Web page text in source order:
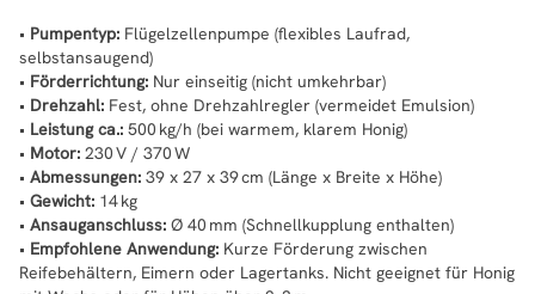
• Pumpentyp: Flügelzellenpumpe (flexibles Laufrad,
selbstansaugend)
• Förderrichtung: Nur einseitig (nicht umkehrbar)
• Drehzahl: Fest, ohne Drehzahlregler (vermeidet Emulsion)
• Leistung ca.: 500 kg/h (bei warmem, klarem Honig)
• Motor: 230 V / 370 W
• Abmessungen: 39 x 27 x 39 cm (Länge x Breite x Höhe)
• Gewicht: 14 kg
• Ansauganschluss: Ø 40 mm (Schnellkupplung enthalten)
• Empfohlene Anwendung: Kurze Förderung zwischen
Reifebehältern, Eimern oder Lagertanks. Nicht geeignet für Honig